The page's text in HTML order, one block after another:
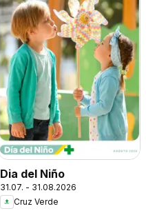
Dia del Niño
31.07. - 31.08.2026
Cruz Verde